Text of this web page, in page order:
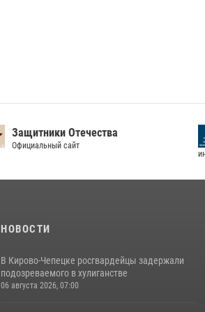
ГСПИ
Официальный интернет-портал правовой
НОВОСТИ
В Кирово-Чепецке росгвардейцы задержали
подозреваемого в хулиганстве
06 августа 2026, 07:00